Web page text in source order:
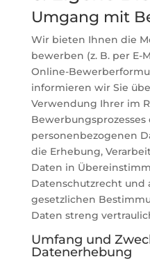
Umgang mit
Wir bieten Ihnen die
bewerben (z. B. per E-
Online-
informieren wir Sie
Verwendung Ihrer im
personenbezogenen
die Erhebung,
Daten in
Datenschutzrecht und
gesetzlichen
Daten streng
Umfang und
Datenerhebung